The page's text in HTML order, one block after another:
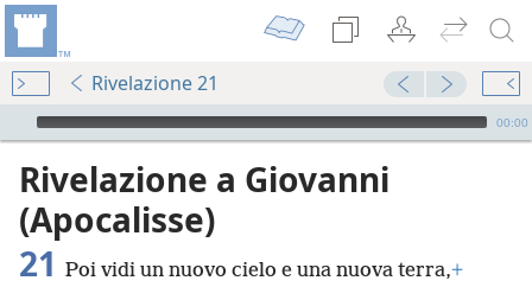
Rivelazione 21
Audio Player
00:00
Rivelazione a Giovanni
(Apocalisse)
21 Poi vidi un nuovo cielo e una nuova terra,+